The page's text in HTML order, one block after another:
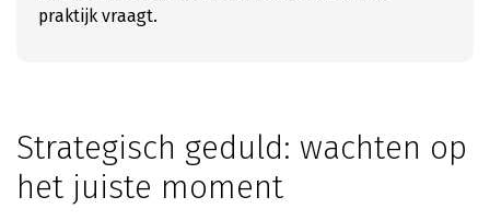
praktijk vraagt.
Strategisch geduld: wachten op
het juiste moment